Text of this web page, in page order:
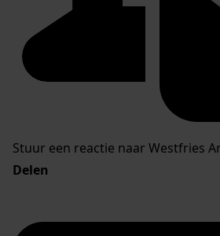
Stuur een reactie naar Westfries
Delen